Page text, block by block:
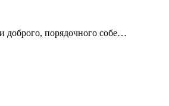
доброго, порядочного собе…